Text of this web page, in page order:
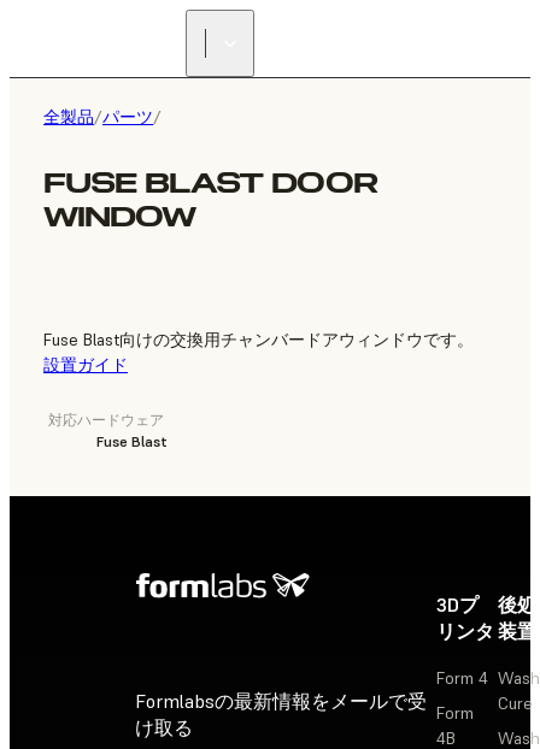
全製品/パーツ/
FUSE BLAST DOOR
WINDOW
Fuse Blast向けの交換用チャンバードアウィンドウです。
設置ガイド
対応ハードウェア
Fuse Blast
Formlabsの最新情報をメールで受
け取る
3Dプ
リンタ
Form 4
Form
4B
後
装置
Cure